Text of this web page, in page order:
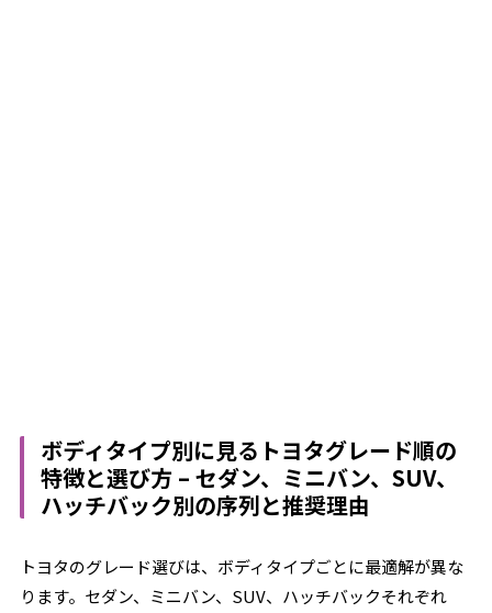
ボディタイプ別に見るトヨタグレード順の
特徴と選び方 – セダン、ミニバン、SUV、
ハッチバック別の序列と推奨理由
トヨタのグレード選びは、ボディタイプごとに最適解が異な
ります。セダン、ミニバン、SUV、ハッチバックそれぞれ